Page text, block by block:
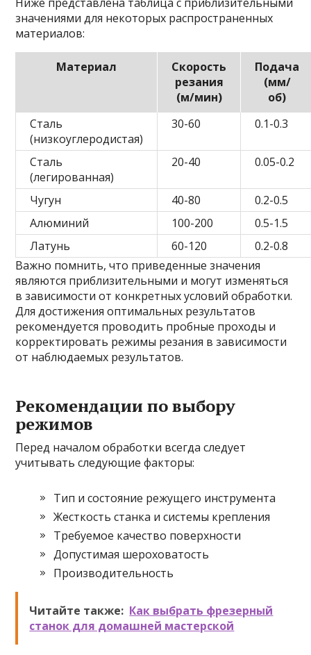
значениями для некоторых распространенных
материалов:
Материал
Скорость
резания
(м/мин)
Подача
(мм/
об)
Сталь
(низкоуглеродистая)
30-60 0.1-0.3
Сталь
(легированная)
20-40 0.05-0.2
Чугун 40-80
0.2-0.5
Алюминий
100-200
0.5-1.5
Латунь
60-120
0.2-0.8
Важно помнить, что приведенные значения
являются приблизительными и могут изменяться
в зависимости от конкретных условий обработки.
Для достижения оптимальных результатов
рекомендуется проводить пробные проходы и
корректировать режимы резания в зависимости
от наблюдаемых результатов.
Рекомендации по выбору
режимов
Перед началом обработки всегда следует
учитывать следующие факторы:
Тип и состояние режущего инструмента
Жесткость станка и системы крепления
Требуемое качество поверхности
Допустимая шероховатость
Производительность
Читайте также: Как выбрать фрезерный
станок для домашней мастерской